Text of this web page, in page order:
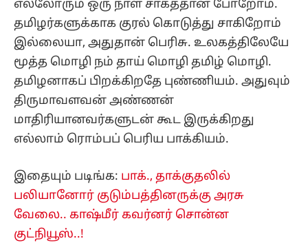
எல்லோரும் ஒரு நாள் சாகத்தான் போறோம்.
தமிழர்களுக்காக குரல் கொடுத்து சாகிறோம்
இல்லையா, அதுதான் பெரிசு. உலகத்திலேயே
மூத்த மொழி நம் தாய் மொழி தமிழ் மொழி.
தமிழனாகப் பிறக்கிறதே புண்ணியம். அதுவும்
திருமாவளவன் அண்ணன்
மாதிரியானவர்களுடன் கூட இருக்கிறது
எல்லாம் ரொம்பப் பெரிய பாக்கியம்.
இதையும் படிங்க: பாக்., தாக்குதலில்
பலியானோர் குடும்பத்தினருக்கு அரசு
வேலை.. காஷ்மீர் கவர்னர் சொன்ன
குட்நியூஸ்..!